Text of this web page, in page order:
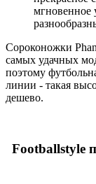
мгновенное
Сороконожки
самых удачных
поэтому
линии - такая
дешево.
Footballstyle